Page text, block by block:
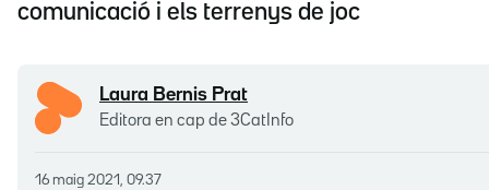
comunicació i els terrenys de joc
Laura Bernis Prat
Editora en cap de 3CatInfo
16 maig 2021, 09.37